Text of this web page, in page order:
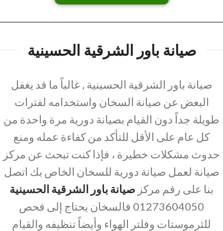
صيانة باور الشرقية الحسينية
صيانة باور الشرقية الحسينية , غالباً ما قد يغفل
البعض عن صيانة السخان واستخدامه لفترات
طويلة جداً دون القيام بصيانة دورية مرة واحدة من
كل عام على الأقل للتأكد من كفاءة عمله ومنع
حدوث مشكلات خطيرة ، فإذا كنت تبحث عن مركز
صيانة لعمل صيانة دورية للسخان الخاص بك اتصل
بنا على رقم مركز صيانة باور الشرقية الحسينية
01273604050 فالسخان يحتاج إلى فحص
للثرموستات وفلتر الهواء وأيضاً تنظيفه والقيام